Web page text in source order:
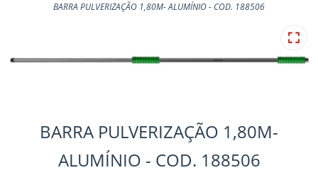
BARRA PULVERIZAÇÃO 1,80M- ALUMÍNIO - COD. 188506
BARRA PULVERIZAÇÃO 1,80M-
ALUMÍNIO - COD. 188506